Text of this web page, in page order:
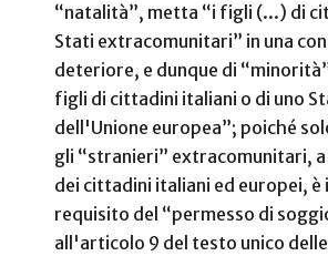
“natalità”, metta “i figli (...) di
Stati extracomunitari” in una
deteriore, e dunque di
figli di cittadini italiani o di uno
dell'Unione europea”; poiché
gli “stranieri” extracomunitari,
dei cittadini italiani ed europei, è
requisito del “permesso di
all'articolo 9 del testo unico